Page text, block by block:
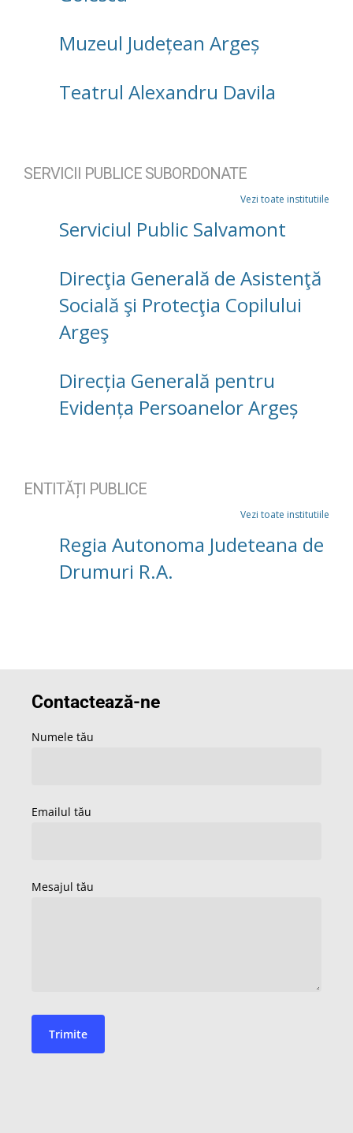
Muzeul Județean Argeș
Teatrul Alexandru Davila
SERVICII PUBLICE SUBORDONATE
Vezi toate institutiile
Serviciul Public Salvamont
Direcţia Generală de Asistenţă
Socială şi Protecţia Copilului
Argeş
Direcția Generală pentru
Evidența Persoanelor Argeș
ENTITĂȚI PUBLICE
Vezi toate institutiile
Regia Autonoma Judeteana de
Drumuri R.A.